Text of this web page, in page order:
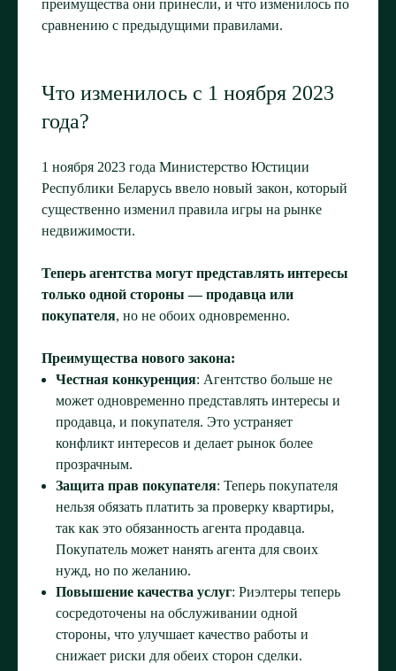
преимущества они принесли, и что изменилось по
сравнению с предыдущими правилами.
Что изменилось с 1 ноября 2023
года?
1 ноября 2023 года Министерство Юстиции
Республики Беларусь ввело новый закон, который
существенно изменил правила игры на рынке
недвижимости.
Теперь агентства могут представлять интересы
только одной стороны — продавца или
покупателя, но не обоих одновременно.
Преимущества нового закона:
Честная конкуренция: Агентство больше не
может одновременно представлять интересы и
продавца, и покупателя. Это устраняет
конфликт интересов и делает рынок более
прозрачным.
Защита прав покупателя: Теперь покупателя
нельзя обязать платить за проверку квартиры,
так как это обязанность агента продавца.
Покупатель может нанять агента для своих
нужд, но по желанию.
Повышение качества услуг: Риэлтеры теперь
сосредоточены на обслуживании одной
стороны, что улучшает качество работы и
снижает риски для обеих сторон сделки.